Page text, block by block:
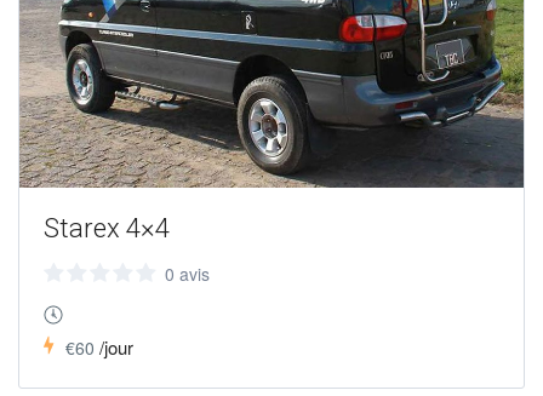
Starex 4×4
0 avis
€60 /jour